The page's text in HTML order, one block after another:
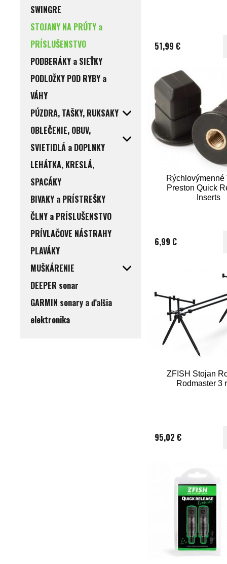
SWINGRE
STOJANY NA PRÚTY a
PRÍSLUŠENSTVO
PODBERÁKY a SIEŤKY
PODLOŽKY POD RYBY a
VÁHY
PÚZDRA, TAŠKY, RUKSAKY
OBLEČENIE, OBUV,
SVIETIDLÁ a DOPLNKY
LEHÁTKA, KRESLÁ,
SPACÁKY
BIVAKY a PRÍSTREŠKY
ČLNY a PRÍSLUŠENSTVO
PRÍVLAČOVE NÁSTRAHY
PLAVÁKY
MUŠKÁRENIE
DEEPER sonar
GARMIN sonary a ďalšia
elektronika
51,99 €
Rýchlovýmenné
Preston Quick
Inserts
6,99 €
ZFISH Stojan
Rodmaster 3
95,02 €